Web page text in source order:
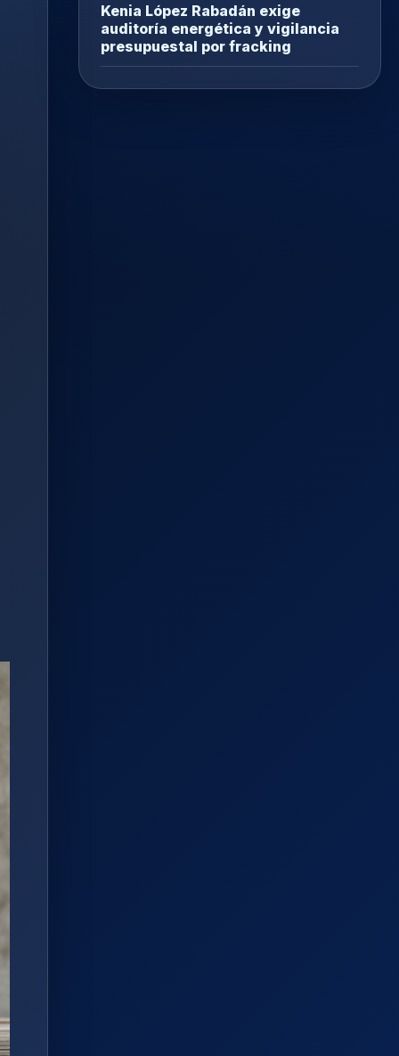
Kenia López Rabadán exige
auditoría energética y vigilancia
presupuestal por fracking